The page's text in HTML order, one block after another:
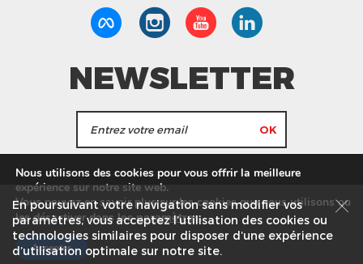
NEWSLETTER
informations de Tang Frères.
Nos Magasins Service commercial
Recrutement
Plan du site
Mentions légales
© Tang Frères 2026
En poursuivant votre navigation sans modifier vos
paramètres, vous acceptez l’utilisation des cookies ou
technologies similaires pour disposer d’une expérience
d’utilisation optimale sur notre site.
Nous utilisons des cookies pour vous offrir la meilleure
expérience sur notre site web.
Vous pouvez en savoir plus sur les cookies que nous utilisons ou
les désactiver dans lesparamètres.
Accepter